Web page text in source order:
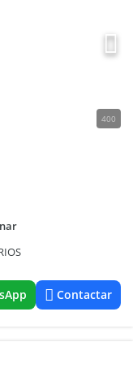
400
Contactar